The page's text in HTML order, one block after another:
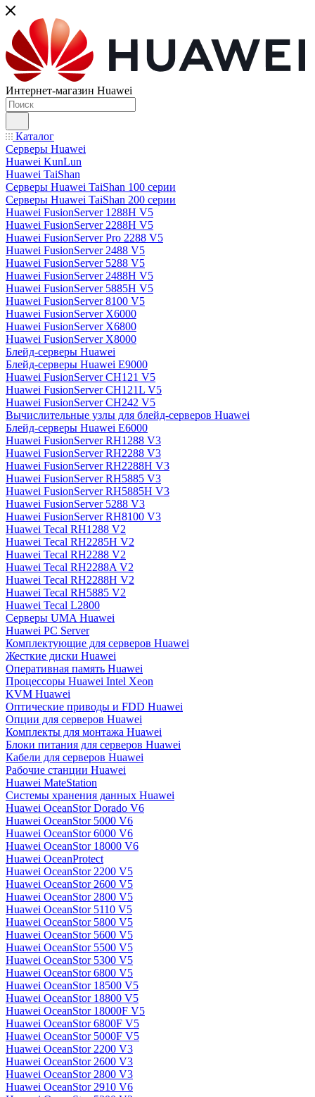
Интернет-магазин Huawei
Каталог
Серверы Huawei
Huawei KunLun
Huawei TaiShan
Серверы Huawei TaiShan 100 серии
Серверы Huawei TaiShan 200 серии
Huawei FusionServer 1288H V5
Huawei FusionServer 2288H V5
Huawei FusionServer Pro 2288 V5
Huawei FusionServer 2488 V5
Huawei FusionServer 5288 V5
Huawei FusionServer 2488H V5
Huawei FusionServer 5885H V5
Huawei FusionServer 8100 V5
Huawei FusionServer X6000
Huawei FusionServer X6800
Huawei FusionServer X8000
Блейд-серверы Huawei
Блейд-серверы Huawei E9000
Huawei FusionServer CH121 V5
Huawei FusionServer CH121L V5
Huawei FusionServer CH242 V5
Вычислительные узлы для блейд-серверов Huawei
Блейд-серверы Huawei E6000
Huawei FusionServer RH1288 V3
Huawei FusionServer RH2288 V3
Huawei FusionServer RH2288H V3
Huawei FusionServer RH5885 V3
Huawei FusionServer RH5885H V3
Huawei FusionServer 5288 V3
Huawei FusionServer RH8100 V3
Huawei Tecal RH1288 V2
Huawei Tecal RH2285H V2
Huawei Tecal RH2288 V2
Huawei Tecal RH2288A V2
Huawei Tecal RH2288H V2
Huawei Tecal RH5885 V2
Huawei Tecal L2800
Серверы UMA Huawei
Huawei PC Server
Комплектующие для серверов Huawei
Жесткие диски Huawei
Оперативная память Huawei
Процессоры Huawei Intel Xeon
KVM Huawei
Оптические приводы и FDD Huawei
Опции для серверов Huawei
Комплекты для монтажа Huawei
Блоки питания для серверов Huawei
Кабели для серверов Huawei
Рабочие станции Huawei
Huawei MateStation
Системы хранения данных Huawei
Huawei OceanStor Dorado V6
Huawei OceanStor 5000 V6
Huawei OceanStor 6000 V6
Huawei OceanStor 18000 V6
Huawei OceanProtect
Huawei OceanStor 2200 V5
Huawei OceanStor 2600 V5
Huawei OceanStor 2800 V5
Huawei OceanStor 5110 V5
Huawei OceanStor 5800 V5
Huawei OceanStor 5600 V5
Huawei OceanStor 5500 V5
Huawei OceanStor 5300 V5
Huawei OceanStor 6800 V5
Huawei OceanStor 18500 V5
Huawei OceanStor 18800 V5
Huawei OceanStor 18000F V5
Huawei OceanStor 6800F V5
Huawei OceanStor 5000F V5
Huawei OceanStor 2200 V3
Huawei OceanStor 2600 V3
Huawei OceanStor 2800 V3
Huawei OceanStor 2910 V6